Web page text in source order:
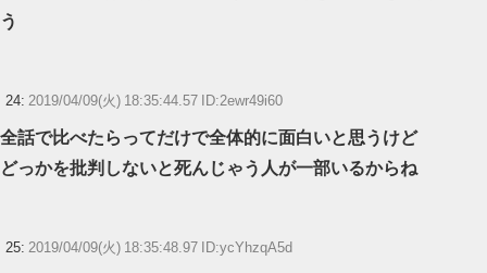
う
24: 2019/04/09(火) 18:35:44.57 ID:2ewr49i60
全話で比べたらってだけで全体的に面白いと思うけど
どっかを批判しないと死んじゃう人が一部いるからね
25: 2019/04/09(火) 18:35:48.97 ID:ycYhzqA5d